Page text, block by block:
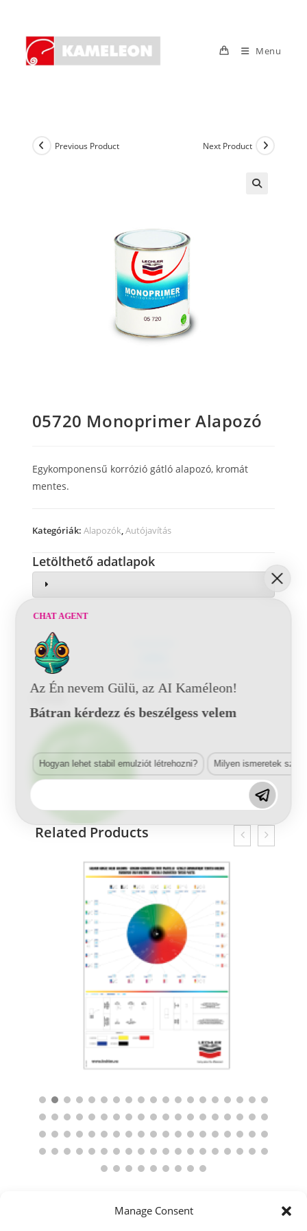
Manage Consent
content
Menu
Previous Product Next Product
05720 Monoprimer Alapozó
Egykomponensű korrózió gátló alapozó, kromát
mentes.
Kategóriák: Alapozók Autójavítás
Letölthető adatlapok
Leírás
Related Products
CHAT AGENT
Az Én nevem Gülü, az AI Kaméleon!
Bátran kérdezz és beszélgess velem
Hogyan lehet stabil emulziót létrehozni? Milyen ismeretek